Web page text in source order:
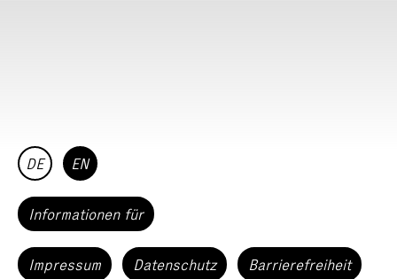
Informationen für
DE EN
Impressum Datenschutz Barrierefreiheit